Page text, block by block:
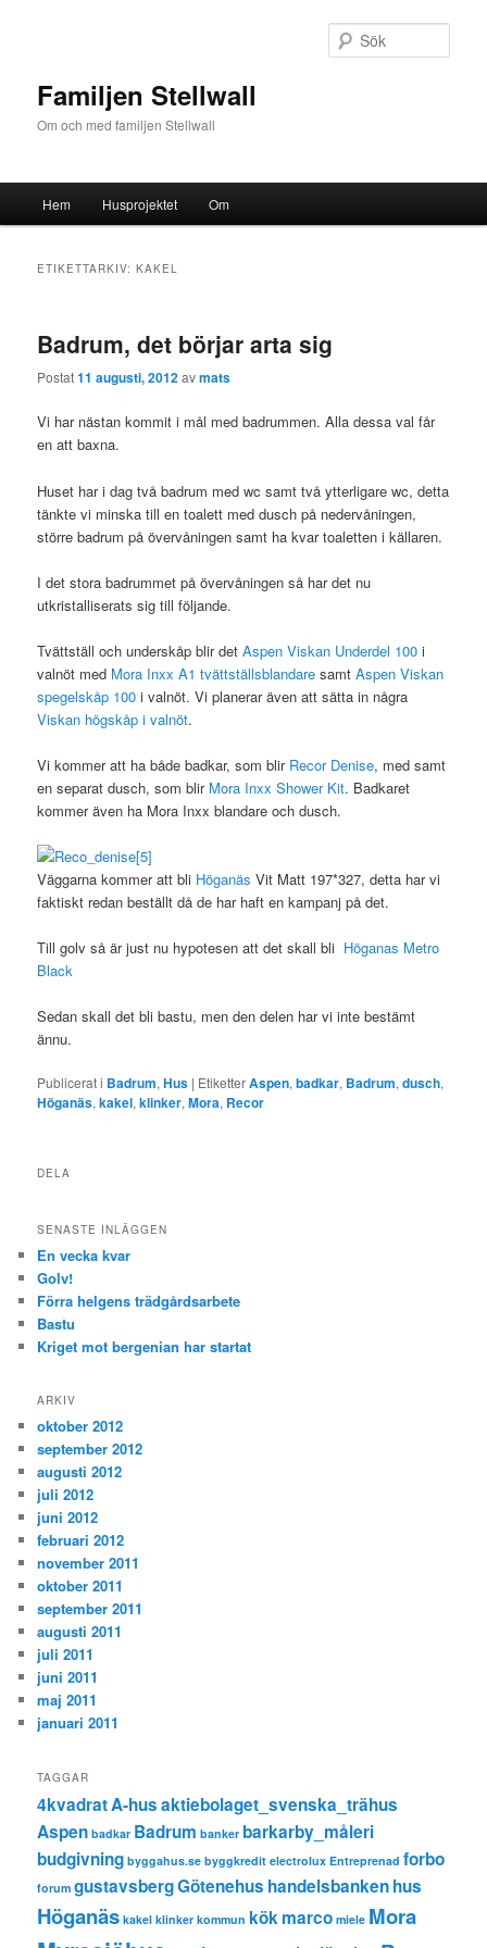
Familjen Stellwall
Om och med familjen Stellwall
Hoppa
Hoppa
innehåll
Hem Husprojektet Om
ETIKETTARKIV:KAKEL
Badrum, det börjar arta sig
Postat11 augusti, 2012avmats
Vi har nästan kommit i mål med badrummen. Alla dessa val får
en att baxna.
Huset har i dag två badrum med wc samt två ytterligare wc, detta
tänkte vi minska till en toalett med dusch på nedervåningen,
större badrum på övervåningen samt ha kvar toaletten i källaren.
I det stora badrummet på övervåningen så har det nu
utkristalliserats sig till följande.
Tvättställ och underskåp blir detAspen Viskan Underdel 100 i
valnöt med Mora Inxx A1 tvättställsblandare samtAspen Viskan
spegelskåp 100 i valnöt. Vi planerar även att sätta in några
Viskan högskåp i valnöt.
Vi kommer att ha både badkar, som blir Recor Denise, med samt
en separat dusch, som blir Mora Inxx Shower Kit. Badkaret
kommer även ha Mora Inxx blandare och dusch.
Väggarna kommer att bli Höganäs Vit Matt 197*327, detta har vi
faktiskt redan beställt då de har haft en kampanj på det.
Till golv så är just nu hypotesen att det skall bli Höganas Metro
Black
Sedan skall det bli bastu, men den delen har vi inte bestämt
ännu.
Publicerat i Badrum,Hus | EtiketterAspen,badkar, Badrum,dusch,
Höganäs,kakel,klinker,Mora, Recor
DELA
SENASTE INLÄGGEN
En vecka kvar
Golv!
Förra helgens trädgårdsarbete
Bastu
Kriget mot bergenian har startat
ARKIV
oktober 2012
september 2012
augusti 2012
juli 2012
juni 2012
februari 2012
november 2011
oktober 2011
september 2011
augusti 2011
juli 2011
juni 2011
maj 2011
januari 2011
TAGGAR
4kvadratA-husaktiebolaget_svenska_trähus
Aspen badkar Badrum banker barkarby_måleri
budgivning byggahus.se byggkredit electrolux Entreprenad forbo
forum gustavsbergGötenehus handelsbankenhus
Höganäs kakel klinker kommun kökmarco miele Mora